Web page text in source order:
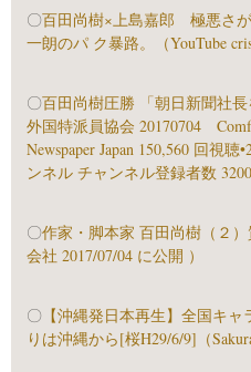
〇百田尚樹×上島嘉郎 極悪さ
一朗のパ ク暴路。（YouTube
〇百田尚樹圧勝 「朝日新聞社
外国特派員協会 20170704
Newspaper Japan 150,560 回視聴
ンネル チャンネル登録者数 3200
〇作家・脚本家 百田尚樹（２
会社 2017/07/04 に公開 ）
〇 【沖縄発日本再生】全国キ
りは沖縄から[桜H29/6/9]（